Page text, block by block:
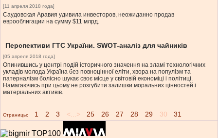
[11 апреля 2018 года]
Саудовская Аравия удивила инвесторов, неожиданно продав
еврооблигации на сумму $11 млрд.
Перспективи ГТС України. SWOT-аналіз для чайників
[05 апреля 2018 года]
Опинившись у центрі подій історичного значення на зламі технологічних
укладів молода Україна без повноцінної еліти, хвора на популізм та
патерналізм болісно шукає своє місце у світовій економіці і політиці.
Намагаючись при цьому не розгубити залишки моральних цінностей і
матеріальних активів.
Страницы: 1 2 3 <...> 25 26 27 28 29 30 31